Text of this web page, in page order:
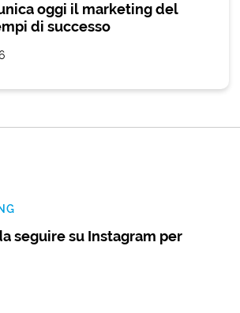
oggi il marketing del
di successo
seguire su Instagram per